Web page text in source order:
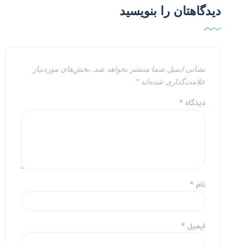
را بنویسید
نشانی ایمیل شما منتشر نخواهد شد. بخش‌های موردنیاز
علامت‌گذاری شده‌اند*
دیدگاه*
نام*
ایمیل*